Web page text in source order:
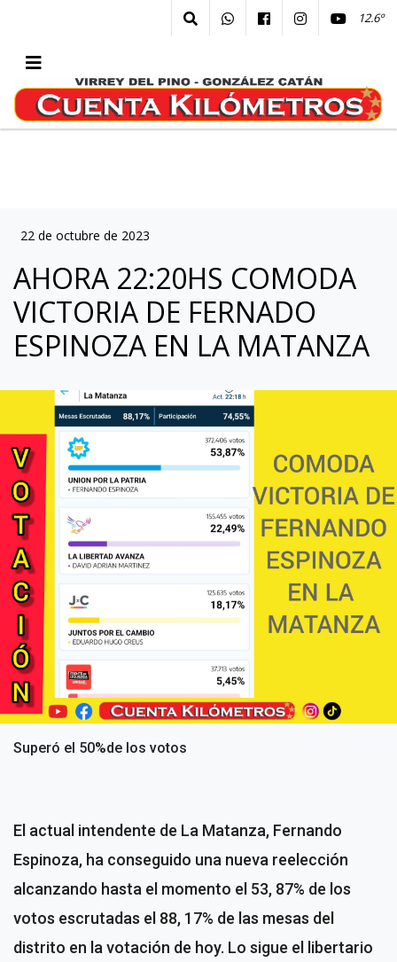
12.6º
22 de octubre de 2023
AHORA 22:20HS COMODA
VICTORIA DE FERNADO
ESPINOZA EN LA MATANZA
Superó el 50%de los votos
El actual intendente de La Matanza, Fernando
Espinoza, ha conseguido una nueva reelección
alcanzando hasta el momento el 53, 87% de los
votos escrutadas el 88, 17% de las mesas del
distrito en la votación de hoy. Lo sigue el libertario